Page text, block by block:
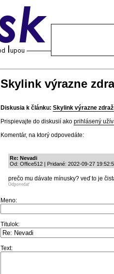
Skylink výrazne
Diskusia k článku: Skylink výrazne
Prispievajte do diskusií ako prihlásený
Komentár, na ktorý odpovedáte:
Re: Nevadi
Od: Office512 | Pridané: 2022-09-27
prečo mu dávate mínusky? veď to je
Odpovedať
Meno:
Titulok:
Text: